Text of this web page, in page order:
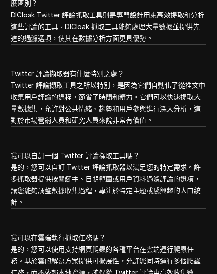
麼區別？
DICloak Twitter 評論抓取工具則是專門設計用來高效提取和分析
這些評論的工具。DICloak 抓取工具能夠處理大量數據並提供先
進的過濾選項，使其在數據分析方面更具優勢。
Twitter 評論擷取器有什麼特別之處？
Twitter 評論擷取工具之所以特別，是因為它們自動化了從推文中
收集用戶評論的過程，節省了時間和精力。它們可以快速提取大
量數據集，允許對公共情緒、趨勢和用戶參與進行深入分析，這
對於市場營銷人員和研究人員來說非常有價值。
我可以自訂一個 Twitter 評論擷取工具嗎？
是的，您可以自訂 Twitter 評論抓取器以滿足您的特定需求。許
多抓取器提供按關鍵字、日期範圍或用戶資料過濾評論的選項，
讓您能夠調整數據收集過程，專注於特定主題或感興趣的人口統
計。
我可以在雲端執行抓取任務嗎？
是的，您可以使用支持網頁爬蟲的各種平台在雲端運行爬蟲任
務。基於雲的解決方案提供可擴展性，允許您同時運行多個爬蟲
任務，而不依賴本地資源，確保從 Twitter 評論中高效收集數